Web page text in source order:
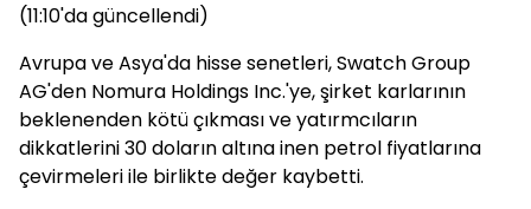
(11:10'da güncellendi)
Avrupa ve Asya'da hisse senetleri, Swatch Group
AG'den Nomura Holdings Inc.'ye, şirket karlarının
beklenenden kötü çıkması ve yatırmcıların
dikkatlerini 30 doların altına inen petrol fiyatlarına
çevirmeleri ile birlikte değer kaybetti.